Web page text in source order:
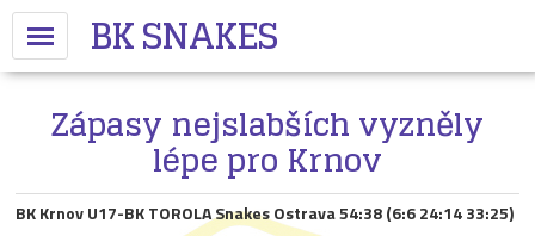
BK SNAKES
Zápasy nejslabších vyzněly
lépe pro Krnov
BK Krnov U17-BK TOROLA Snakes Ostrava 54:38 (6:6 24:14 33:25)